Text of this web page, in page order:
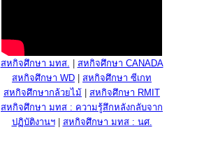
สหกิจศึกษา มทส.
สหกิจศึกษา CANADA
สหกิจศึกษา WD
สหกิจศึกษา ซีเกท
สหกิจศึกษากล้วยไม้
สหกิจศึกษา RMIT
สหกิจศึกษา มทส : ความรู้สึกหลังกลับจาก
ปฏิบัติงานฯ| สหกิจศึกษา มทส : นศ.